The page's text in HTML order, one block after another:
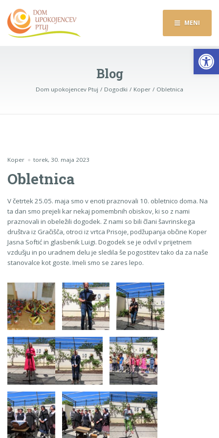
MENI
Blog
Dom upokojencev Ptuj Dogodki Koper Obletnica
Koper torek, 30. maja 2023
Obletnica
V četrtek 25.05. maja smo v enoti praznovali 10. obletnico doma. Na
ta dan smo prejeli kar nekaj pomembnih obiskov, ki so z nami
praznovali in obeležili dogodek. Z nami so bili člani šavrinskega
društva iz Gračišča, otroci iz vrtca Prisoje, podžupanja občine Koper
Jasna Softić in glasbenik Luigi. Dogodek se je odvil v prijetnem
vzdušju in po uradnem delu je sledila še pogostitev tako da za naše
stanovalce kot goste. Imeli smo se zares lepo.